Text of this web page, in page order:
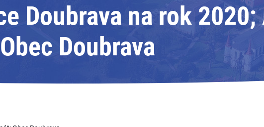
Doubrava na rok
Obec Doubrava